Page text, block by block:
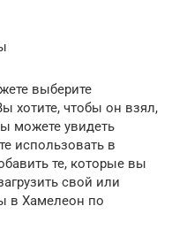
выберите
хотите, чтобы он взял,
можете увидеть
использовать в
те, которые вы
свой или
в Хамелеон по